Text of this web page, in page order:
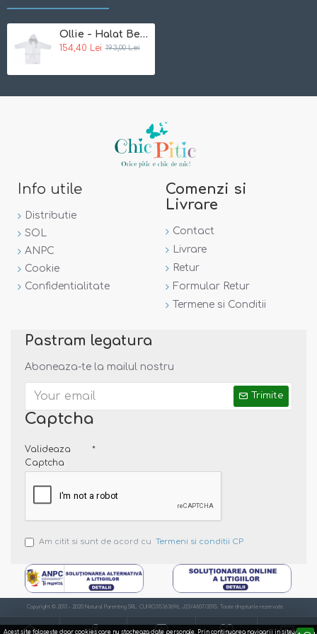
Marime unica:86/92
Note:
Incercam ca pozele sa reflecte cat mai mult realitatea.
Ollie - Halat Bebe Jou
154,40 Lei 193,00 Lei
Info utile
Distributie
SOL
ANPC
Cookie
Confidentialitate
Comenzi si
Livrare
Contact
Livrare
Retur
Formular Retur
Termene si Conditii
Pastram legatura
Aboneaza-te la mailul nostru
Trimite
Captcha
Valideaza
Captcha
Am citit si sunt de acord cu Termeni si conditii CP
Copyright © 2013 - 2020 Natural Parenting SRL. CUI RO35363696, J23/4607/2015. Toate drepturile rezervate
Acest site foloseşte doar cookies care nu stocheaza date personale. Prin continuarea navigarii in site va